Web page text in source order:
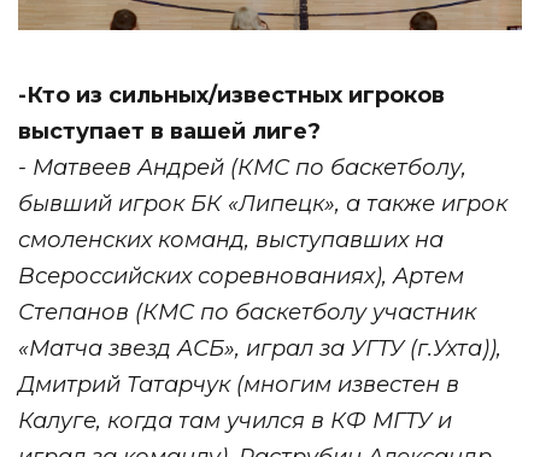
-Кто из сильных/известных игроков
выступает в вашей лиге?
- Матвеев Андрей (КМС по баскетболу,
бывший игрок БК «Липецк», а также игрок
смоленских команд, выступавших на
Всероссийских соревнованиях), Артем
Степанов (КМС по баскетболу участник
«Матча звезд АСБ», играл за УГТУ (г.Ухта)),
Дмитрий Татарчук (многим известен в
Калуге, когда там учился в КФ МГТУ и